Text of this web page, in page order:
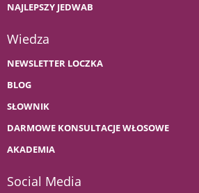
NAJLEPSZY JEDWAB
Wiedza
NEWSLETTER LOCZKA
BLOG
SŁOWNIK
DARMOWE KONSULTACJE WŁOSOWE
AKADEMIA
Social Media